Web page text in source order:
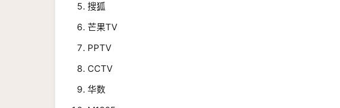
搜狐
芒果TV
PPTV
CCTV
华数